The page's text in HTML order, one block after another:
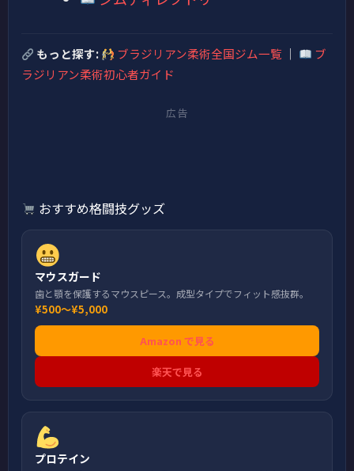
もっと探す: ブラジリアン柔術全国ジム一覧 ｜
ブ
ラジリアン柔術初心者ガイド
広告
おすすめ格闘技グッズ
マウスガード
歯と顎を保護するマウスピース。成型タイプでフィット感抜群。
¥500〜¥5,000
Amazon で見る
楽天で見る
プロテイン